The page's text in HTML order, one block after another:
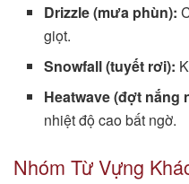
Drizzle (mưa phùn):
giọt.
Snowfall (tuyết rơi):
Heatwave (đợt nắng
nhiệt độ cao bất ngờ.
Nhóm Từ Vựng